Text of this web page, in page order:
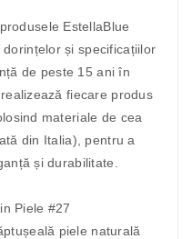
EstellaBlue
și specificațiilor
de peste 15 ani în
fiecare produs
materiale de cea
din Italia), pentru a
și durabilitate.
Piele #27
piele naturală